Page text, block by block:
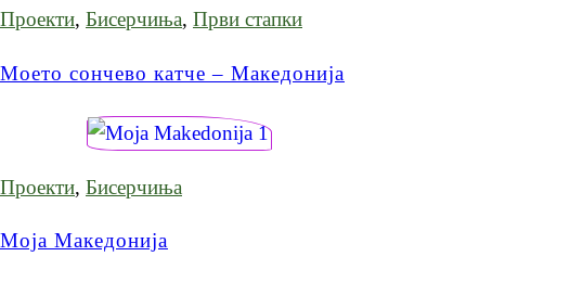
Проекти, Бисерчиња, Први стапки
Моето сончево катче – Македонија
Проекти, Бисерчиња
Моја Македонија